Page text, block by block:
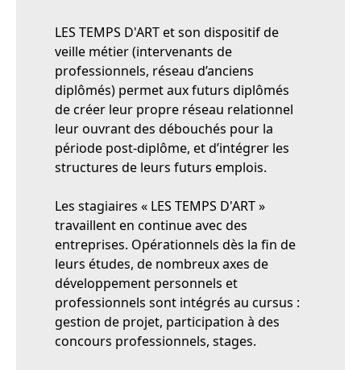
LES TEMPS D'ART et son dispositif de
veille métier (intervenants de
professionnels, réseau d’anciens
diplômés) permet aux futurs diplômés
de créer leur propre réseau relationnel
leur ouvrant des débouchés pour la
période post-diplôme, et d’intégrer les
structures de leurs futurs emplois.
Les stagiaires « LES TEMPS D'ART »
travaillent en continue avec des
entreprises. Opérationnels dès la fin de
leurs études, de nombreux axes de
développement personnels et
professionnels sont intégrés au cursus :
gestion de projet, participation à des
concours professionnels, stages.